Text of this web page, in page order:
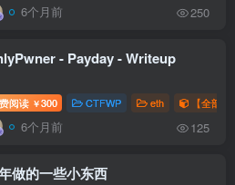
6个月前 250
- Payday - Writeup
阅读 ￥300 CTFWP eth 【全部
6个月前 125
做的一些小东西